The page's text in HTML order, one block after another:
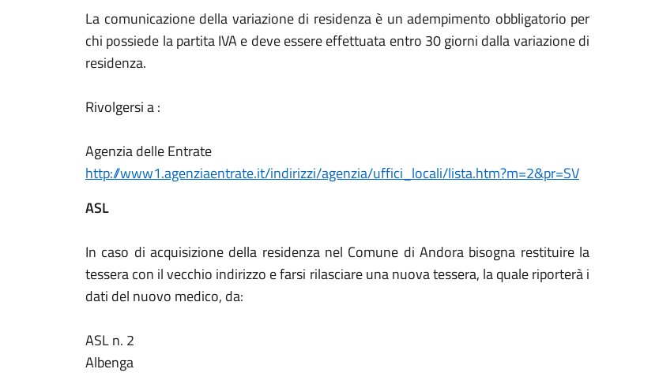
La comunicazione della variazione di residenza è un adempimento obbligatorio per
chi possiede la partita IVA e deve essere effettuata entro 30 giorni dalla variazione di
residenza.
Rivolgersi a :
Agenzia delle Entrate
http://www1.agenziaentrate.it/indirizzi/agenzia/uffici_locali/lista.htm?m=2&pr=SV
ASL
In caso di acquisizione della residenza nel Comune di Andora bisogna restituire la
tessera con il vecchio indirizzo e farsi rilasciare una nuova tessera, la quale riporterà i
dati del nuovo medico, da:
ASL n. 2
Albenga